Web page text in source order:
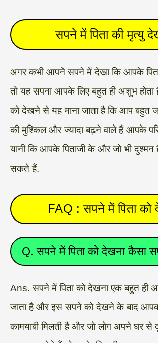
सपने में पिता की मृत्यु
अगर कभी आपने सपने में देखा कि आपके पिता
तो यह सपना आपके लिए बहुत ही अशुभ
को देखने से यह माना जाता है कि आप बहुत
की मुश्किल और ज्यादा बढ़ने वाले हैं आपके
यानी कि आपके पिताजी के और जो भी
सकते हैं.
FAQ : सपने में पिता को
Q. सपने में पिता को देखना कैसा
Ans. सपने में पिता को देखना एक बहुत ही
जाता है और इस सपने को देखने के बाद
कामयाबी मिलती है और जो लोग अपने घर से